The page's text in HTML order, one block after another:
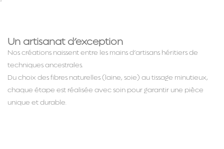
Un artisanat d’exception
Nos créations naissent entre les mains d’artisans héritiers de
techniques ancestrales.
Du choix des fibres naturelles (laine, soie) au tissage minutieux,
chaque étape est réalisée avec soin pour garantir une pièce
unique et durable.